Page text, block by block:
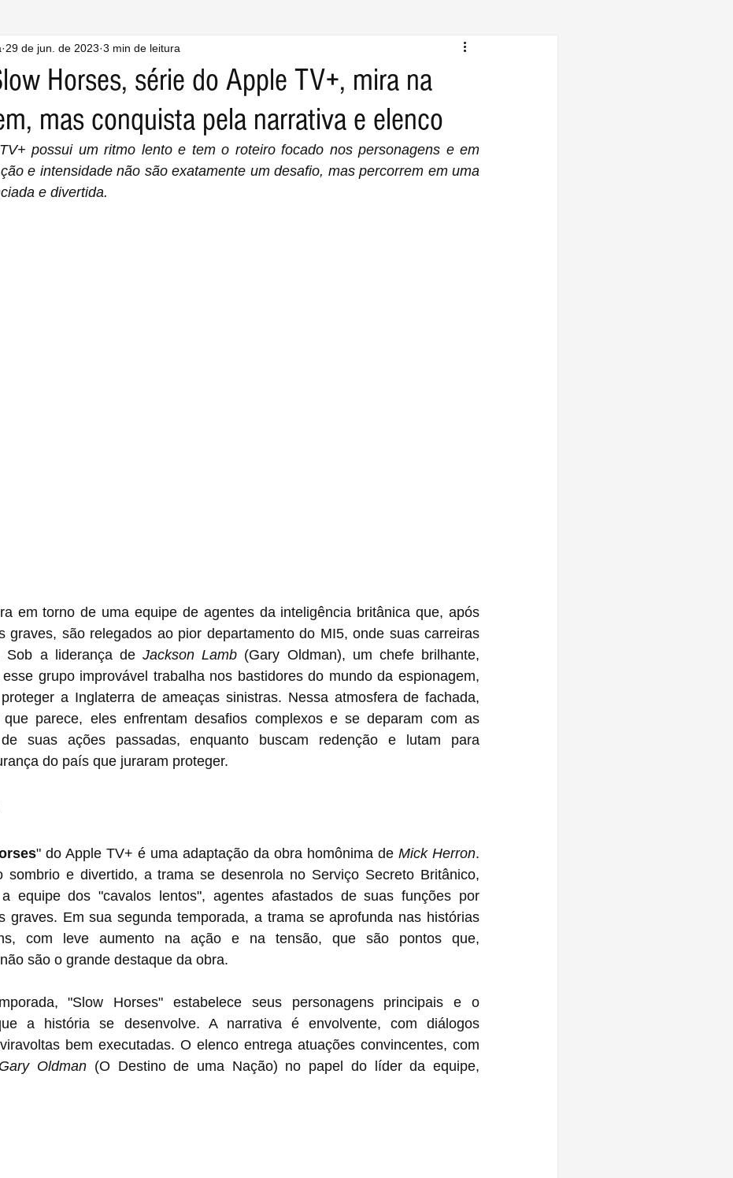
Horses, série do Apple TV+, mira na
mas conquista pela narrativa e elenco
29 de jun. de 2023 3 min de leitura
possui um ritmo lento e tem o roteiro focado nos personagens e em
e intensidade não são exatamente um desafio, mas percorrem em uma
e divertida.
em torno de uma equipe de agentes da inteligência britânica que, após
graves, são relegados ao pior departamento do MI5, onde suas carreiras
Sob a liderança de Jackson Lamb (Gary Oldman), um chefe brilhante,
grupo improvável trabalha nos bastidores do mundo da espionagem,
a Inglaterra de ameaças sinistras. Nessa atmosfera de fachada,
parece, eles enfrentam desafios complexos e se deparam com as
de suas ações passadas, enquanto buscam redenção e lutam para
do país que juraram proteger.
" do Apple TV+ é uma adaptação da obra homônima de Mick Herron.
sombrio e divertido, a trama se desenrola no Serviço Secreto Britânico,
a equipe dos "cavalos lentos", agentes afastados de suas funções por
graves. Em sua segunda temporada, a trama se aprofunda nas histórias
com leve aumento na ação e na tensão, que são pontos que,
são o grande destaque da obra.
"Slow Horses" estabelece seus personagens principais e o
a história se desenvolve. A narrativa é envolvente, com diálogos
bem executadas. O elenco entrega atuações convincentes, com
Gary Oldman